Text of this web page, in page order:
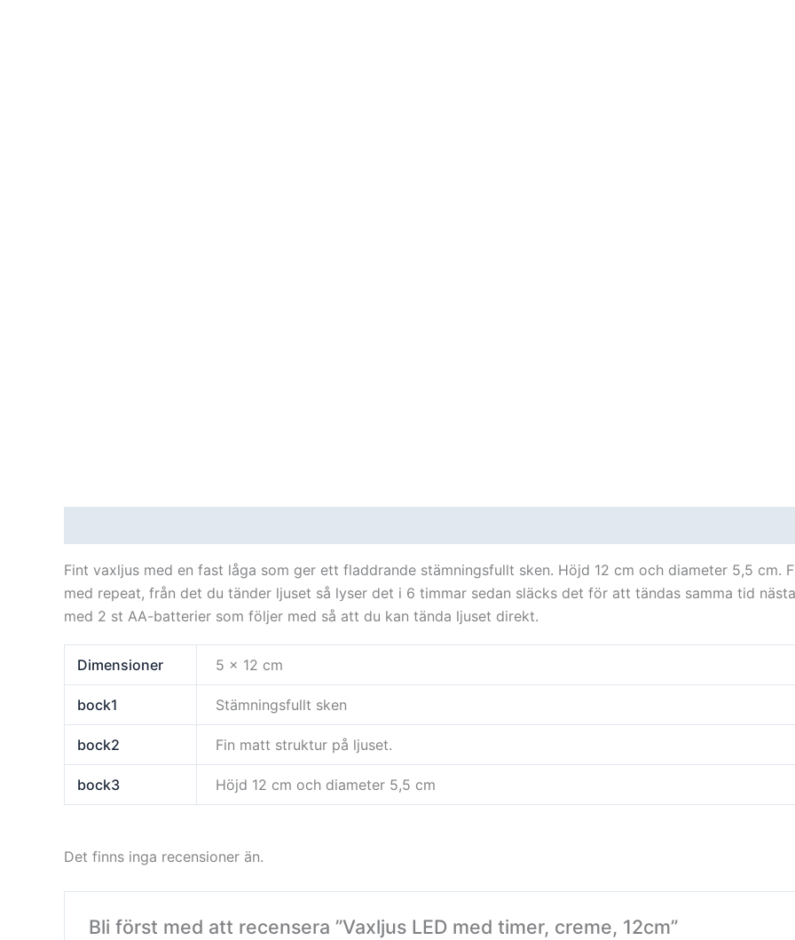
Fint vaxljus med en fast låga som ger ett fladdrande stämningsfullt sken. Höjd 12 cm och diameter 5,5 cm.
med repeat, från det du tänder ljuset så lyser det i 6 timmar sedan släcks det för att tändas samma tid
med 2 st AA-batterier som följer med så att du kan tända ljuset direkt.
Dimensioner 5 × 12 cm
bock1 Stämningsfullt sken
bock2 Fin matt struktur på ljuset.
bock3 Höjd 12 cm och diameter 5,5 cm
Det finns inga recensioner än.
Bli först med att recensera ”Vaxljus LED med timer, creme, 12cm”